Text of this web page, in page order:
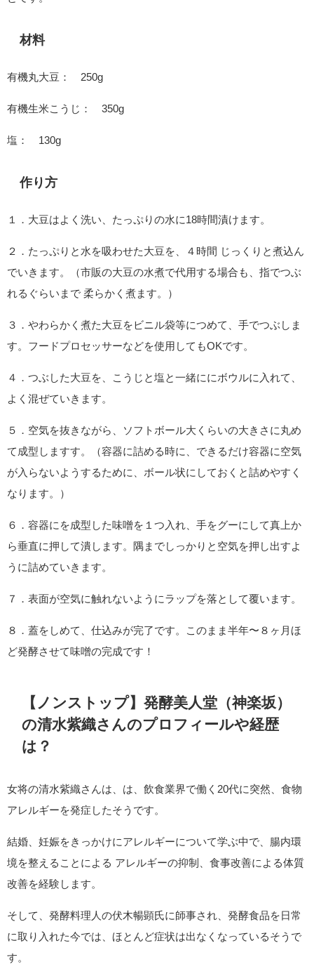
材料
有機丸大豆： 250g
有機生米こうじ： 350g
塩： 130g
作り方
１．大豆はよく洗い、たっぷりの水に18時間漬けます。
２．たっぷりと水を吸わせた大豆を、４時間 じっくりと煮込ん
でいきます。（市販の大豆の水煮で代用する場合も、指でつぶ
れるぐらいまで 柔らかく煮ます。）
３．やわらかく煮た大豆をビニル袋等につめて、手でつぶしま
す。フードプロセッサーなどを使用してもOKです。
４．つぶした大豆を、こうじと塩と一緒ににボウルに入れて、
よく混ぜていきます。
５．空気を抜きながら、ソフトボール大くらいの大きさに丸め
て成型しますす。（容器に詰める時に、できるだけ容器に空気
が入らないようするために、ボール状にしておくと詰めやすく
なります。）
６．容器にを成型した味噌を１つ入れ、手をグーにして真上か
ら垂直に押して潰します。隅までしっかりと空気を押し出すよ
うに詰めていきます。
７．表面が空気に触れないようにラップを落として覆います。
８．蓋をしめて、仕込みが完了です。このまま半年〜８ヶ月ほ
ど発酵させて味噌の完成です！
【ノンストップ】発酵美人堂（神楽坂）
の清水紫織さんのプロフィールや経歴
は？
女将の清水紫織さんは、は、飲食業界で働く20代に突然、食物
アレルギーを発症したそうです。
結婚、妊娠をきっかけにアレルギーについて学ぶ中で、腸内環
境を整えることによる アレルギーの抑制、食事改善による体質
改善を経験します。
そして、発酵料理人の伏木暢顕氏に師事され、発酵食品を日常
に取り入れた今では、ほとんど症状は出なくなっているそうで
す。